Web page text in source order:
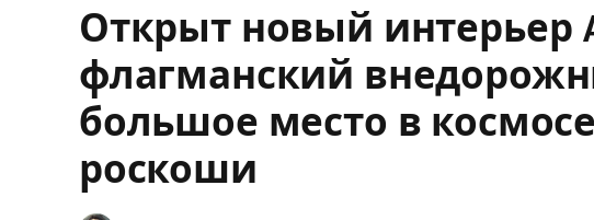
Открыт новый интерьер
флагманский
большое место в
роскоши